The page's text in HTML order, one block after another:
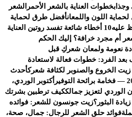
خطوات العناية بالشعر الأحمر الشعر
اللون واللمعانأفضل طرق لحماية
عليه
10 أخطاء شائعة تفسد روتين العناية
أم مجرد خرافة؟ إليك الحكم
نعومة ولمعان شعركِ قبل
بعد الفرد: خطوات فعالة لاستعادة
الخروع والصنوبر لكثافة شعركأحدث
أكتوبر الوردي،
لتعزيز جمالككيف ترطبين بشرتك
البثور؟زيت جونسون للشعر: فوائده
فوائد حلق الشعر للرجال: جمال، صحة،